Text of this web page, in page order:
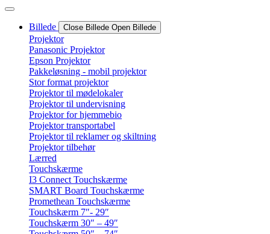
Billede Close Billede Open Billede
Projektor
Panasonic Projektor
Epson Projektor
Pakkeløsning - mobil projektor
Stor format projektor
Projektor til mødelokaler
Projektor til undervisning
Projektor for hjemmebio
Projektor transportabel
Projektor til reklamer og skiltning
Projektor tilbehør
Lærred
Touchskærme
I3 Connect Touchskærme
SMART Board Touchskærme
Promethean Touchskærme
Touchskærm 7″- 29″
Touchskærm 30″ – 49″